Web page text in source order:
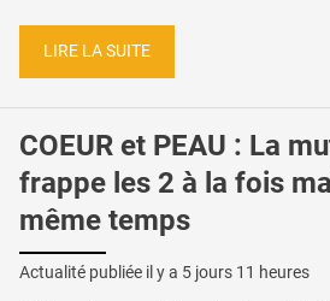
LIRE LA SUITE
COEUR et PEAU : La
frappe les 2 à la fois
même temps
Actualité publiée il y a 5 jours 11 heures